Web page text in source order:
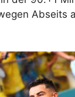
Abseits